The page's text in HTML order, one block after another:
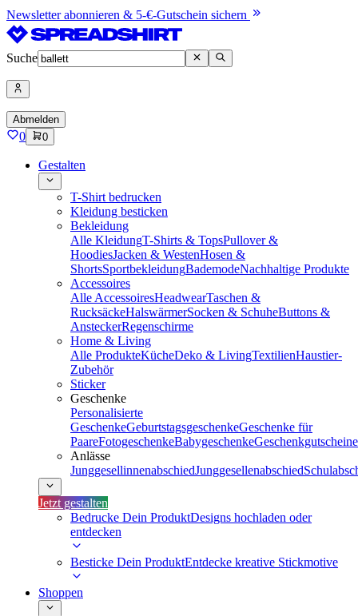
Newsletter abonnieren & 5-€-Gutschein sichern
Suche
Abmelden
0 0
Gestalten
T-Shirt bedrucken
Kleidung besticken
Bekleidung
Alle KleidungT-Shirts & TopsPullover &
HoodiesJacken & WestenHosen &
ShortsSportbekleidungBademodeNachhaltige Produkte
Accessoires
Alle AccessoiresHeadwearTaschen &
RucksäckeHalswärmerSocken & SchuheButtons &
AnsteckerRegenschirme
Home & Living
Alle ProdukteKücheDeko & LivingTextilienHaustier-
Zubehör
Sticker
Geschenke
Personalisierte
GeschenkeGeburtstagsgeschenkeGeschenke für
PaareFotogeschenkeBabygeschenkeGeschenkgutscheine
Anlässe
JunggesellinnenabschiedJunggesellenabschied
Jetzt gestalten
Bedrucke Dein ProduktDesigns hochladen oder
entdecken
Besticke Dein ProduktEntdecke kreative Stickmotive
Shoppen